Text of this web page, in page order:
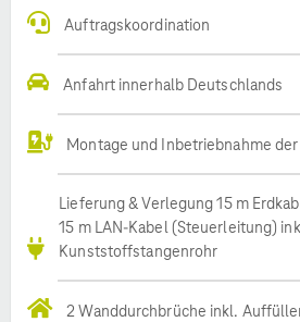
Auftragskoordination
Anfahrt innerhalb Deutschlands
Montage und Inbetriebnahme
Lieferung & Verlegung 15 m
15 m LAN-Kabel (Steuerleitung)
Kunststoffstangenrohr
2 Wanddurchbrüche inkl.